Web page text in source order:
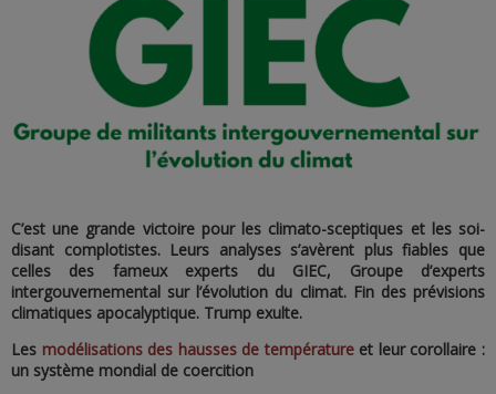
C’est une grande victoire pour les climato-sceptiques et les soi-
disant complotistes. Leurs analyses s’avèrent plus fiables que
celles des fameux experts du GIEC, Groupe d’experts
intergouvernemental sur l’évolution du climat. Fin des prévisions
climatiques apocalyptique. Trump exulte.
Les modélisations des hausses de températureet leur corollaire :
un système mondial de coercition